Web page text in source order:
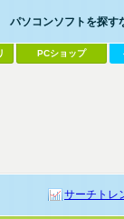
パソコンソフトを探す
PCショップ
サーチトレ